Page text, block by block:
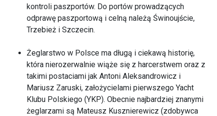
kontroli paszportów. Do portów prowadzących
odprawę paszportową i celną należą Świnoujście,
Trzebież i Szczecin.
Żeglarstwo w Polsce ma długą i ciekawą historię,
która nierozerwalnie wiąże się z harcerstwem oraz z
takimi postaciami jak Antoni Aleksandrowicz i
Mariusz Zaruski, założycielami pierwszego Yacht
Klubu Polskiego (YKP). Obecnie najbardziej znanymi
żeglarzami są Mateusz Kusznierewicz (zdobywca